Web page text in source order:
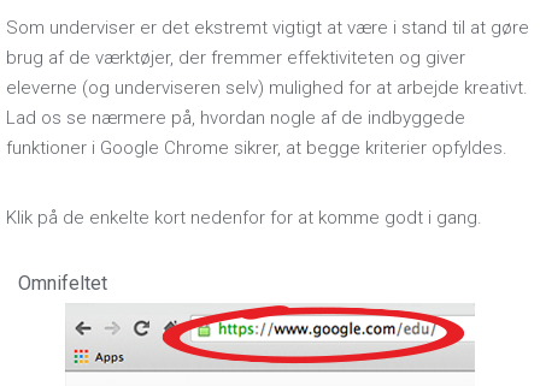
Som underviser er det ekstremt vigtigt at være i stand til at gøre
brug af de værktøjer, der fremmer effektiviteten og giver
eleverne (og underviseren selv) mulighed for at arbejde kreativt.
Lad os se nærmere på, hvordan nogle af de indbyggede
funktioner i Google Chrome sikrer, at begge kriterier opfyldes.
Klik på de enkelte kort nedenfor for at komme godt i gang.
Omnifeltet